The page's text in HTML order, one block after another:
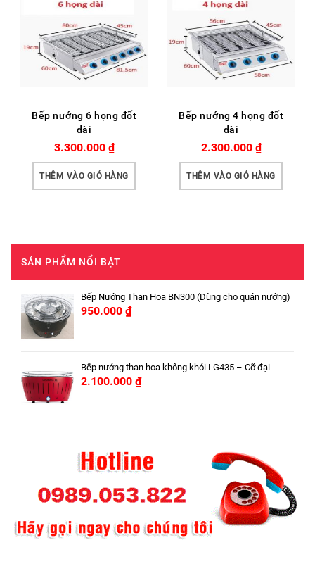
Bếp nướng 6 họng đốt
dài
3.300.000 ₫
THÊM VÀO GIỎ HÀNG
Bếp nướng 4 họng đốt
dài
2.300.000 ₫
THÊM VÀO GIỎ HÀNG
SẢN PHẨM NỔI BẬT
Bếp Nướng Than Hoa BN300 (Dùng cho quán nướng)
950.000 ₫
Bếp nướng than hoa không khói LG435 – Cỡ đại
2.100.000 ₫